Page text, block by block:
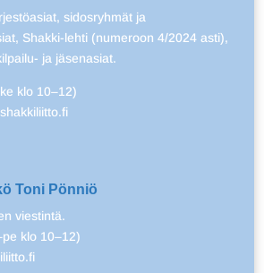
sidosryhmät ja
Shakki-lehti (numeroon 4/2024 asti),
ja jäsenasiat.
klo 10–12)
Toni Pönniö
viestintä.
klo 10–12)